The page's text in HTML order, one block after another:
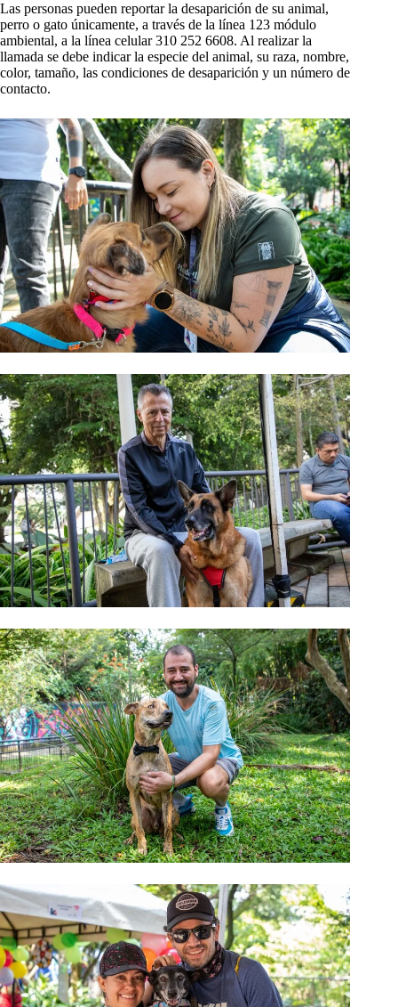
Las personas pueden reportar la desaparición de su animal,
perro o gato únicamente, a través de la línea 123 módulo
ambiental, a la línea celular 310 252 6608. Al realizar la
llamada se debe indicar la especie del animal, su raza, nombre,
color, tamaño, las condiciones de desaparición y un número de
contacto.